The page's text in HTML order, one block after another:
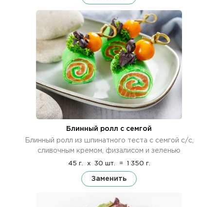
Блинный ролл с семгой
Блинный ролл из шпинатного теста с семгой с/с,
сливочным кремом, физалисом и зеленью
45 г. x 30 шт. = 1 350 г.
Заменить